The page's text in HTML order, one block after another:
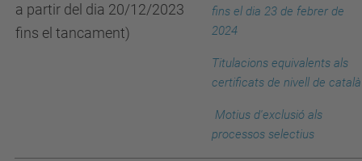
a partir del dia 20/12/2023
fins el tancament)
fins el dia 23 de febrer de
2024
Titulacions equivalents als
certificats de nivell de català
Motius d'exclusió als
processos selectius